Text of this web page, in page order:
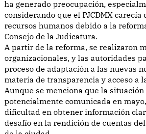
ha generado preocupación,
considerando que el PJCDMX carecía
recursos humanos debido a la
Consejo de la Judicatura.
A partir de la reforma, se realizaron
organizacionales, y las autoridades
proceso de adaptación a las nuevas
materia de transparencia y acceso a
Aunque se menciona que la
potencialmente comunicada en
dificultad en obtener información
desafío en la rendición de cuentas